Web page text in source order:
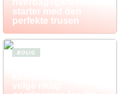
hverdagsgarderoben
starter med den
perfekte trusen
BOLIG
velge riktig